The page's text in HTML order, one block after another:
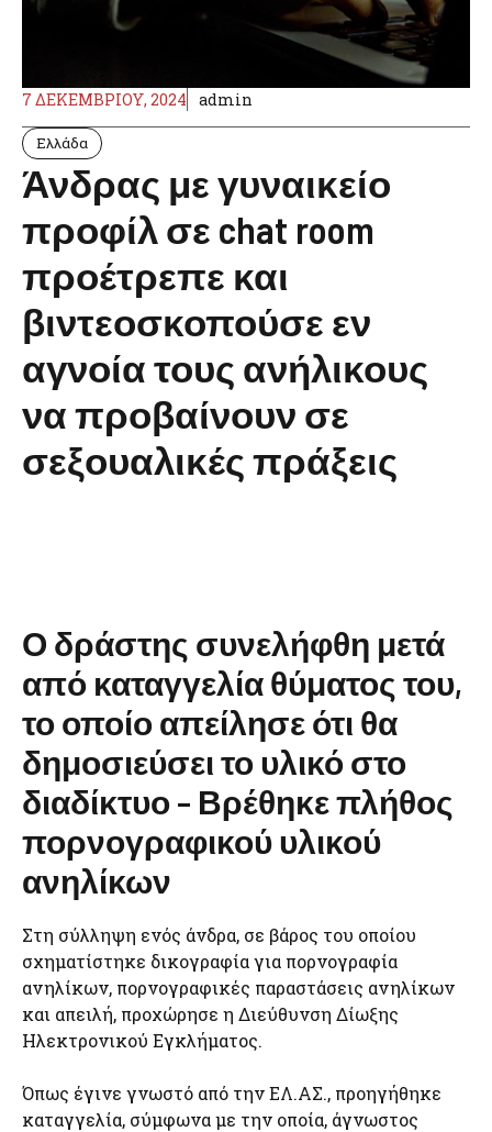
7 ΔΕΚΕΜΒΡΊΟΥ, 2024 admin
Ελλάδα
Άνδρας με γυναικείο
προφίλ σε chat room
προέτρεπε και
βιντεοσκοπούσε εν
αγνοία τους ανήλικους
να προβαίνουν σε
σεξουαλικές πράξεις
Ο δράστης συνελήφθη μετά
από καταγγελία θύματος του,
το οποίο απείλησε ότι θα
δημοσιεύσει το υλικό στο
διαδίκτυο – Βρέθηκε πλήθος
πορνογραφικού υλικού
ανηλίκων
Στη σύλληψη ενός άνδρα, σε βάρος του οποίου
σχηματίστηκε δικογραφία για πορνογραφία
ανηλίκων, πορνογραφικές παραστάσεις ανηλίκων
και απειλή, προχώρησε η Διεύθυνση Δίωξης
Ηλεκτρονικού Εγκλήματος.
Όπως έγινε γνωστό από την ΕΛ.ΑΣ., προηγήθηκε
καταγγελία, σύμφωνα με την οποία, άγνωστος